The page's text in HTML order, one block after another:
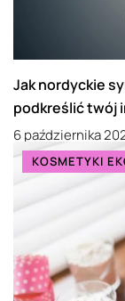
Jak nordyckie
podkreślić twój
6 października
KOSMETYKI